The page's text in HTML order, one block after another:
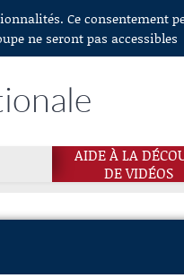
Ce consentement
ne seront pas accessibles
AIDE À LA
DE VIDÉOS